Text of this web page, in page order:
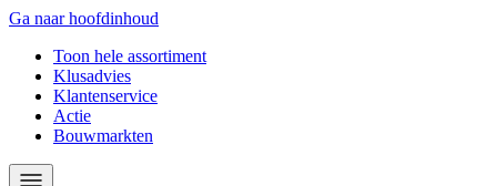
Ga naar hoofdinhoud
Toon hele assortiment
Klusadvies
Klantenservice
Actie
Bouwmarkten